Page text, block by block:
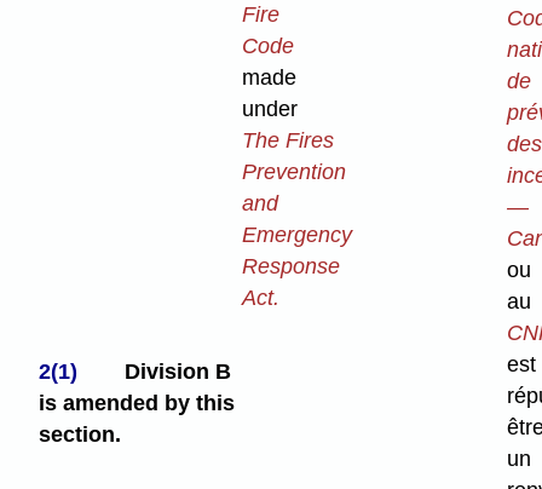
Fire
Code
made
under
The Fires
Prevention
and
Emergency
Response
Act.
2(1)
Division B
is amended by this
section.
de
des
—
ou
au
est
un